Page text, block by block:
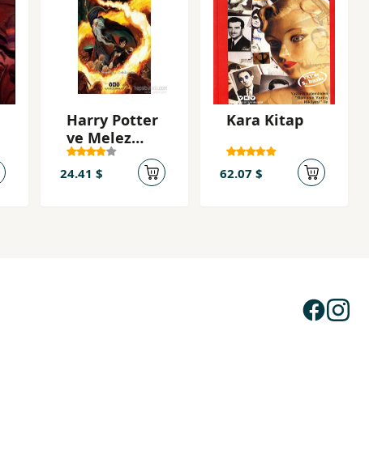
Harry Potter
ve Melez
Prens 6
24.41 $
Kara Kitap
62.07 $